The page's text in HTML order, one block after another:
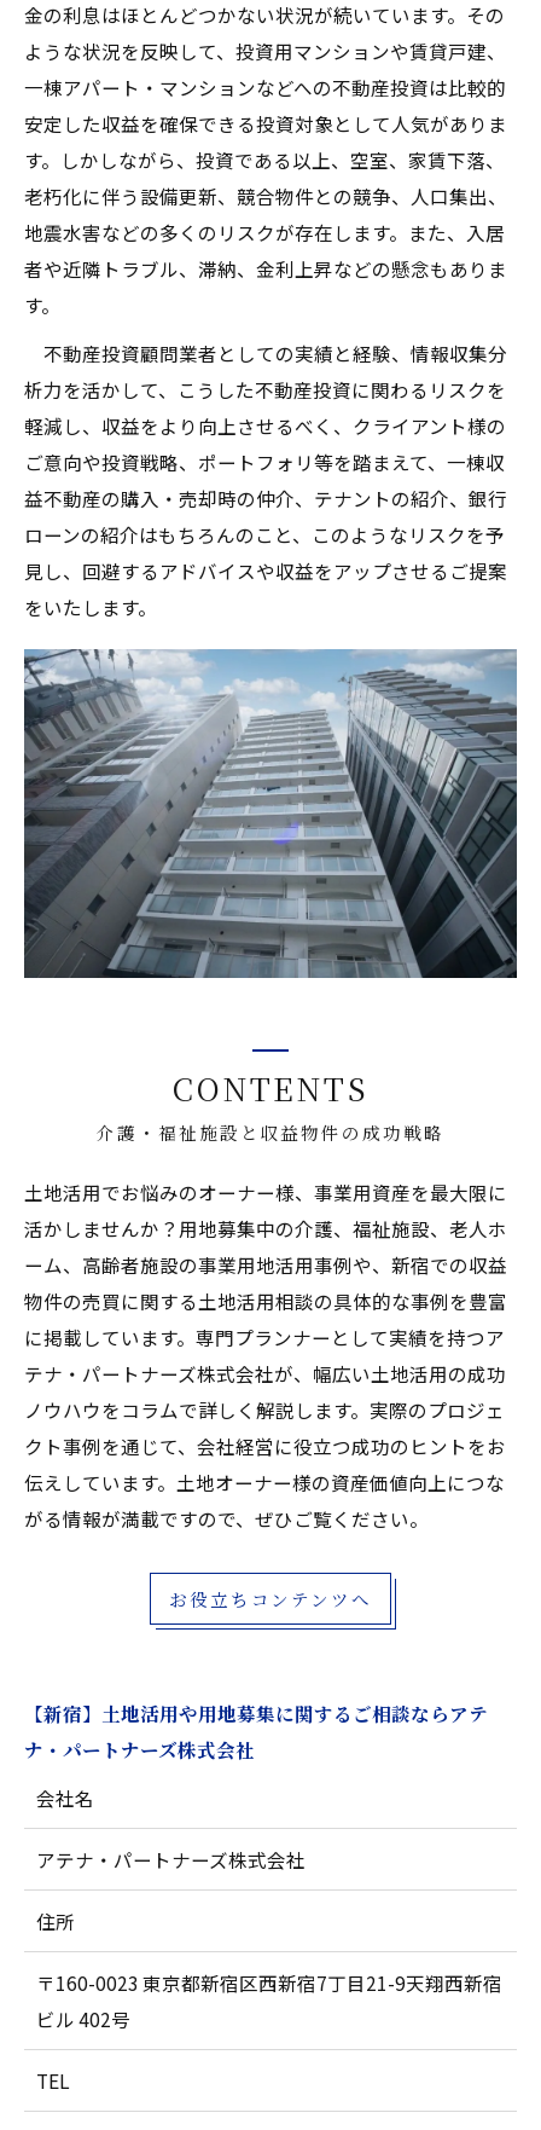
金の利息はほとんどつかない状況が続いています。その
ような状況を反映して、投資用マンションや賃貸戸建、
一棟アパート・マンションなどへの不動産投資は比較的
安定した収益を確保できる投資対象として人気がありま
す。しかしながら、投資である以上、空室、家賃下落、
老朽化に伴う設備更新、競合物件との競争、人口集出、
地震水害などの多くのリスクが存在します。また、入居
者や近隣トラブル、滞納、金利上昇などの懸念もありま
す。
不動産投資顧問業者としての実績と経験、情報収集分
析力を活かして、こうした不動産投資に関わるリスクを
軽減し、収益をより向上させるべく、クライアント様の
ご意向や投資戦略、ポートフォリ等を踏まえて、一棟収
益不動産の購入・売却時の仲介、テナントの紹介、銀行
ローンの紹介はもちろんのこと、このようなリスクを予
見し、回避するアドバイスや収益をアップさせるご提案
をいたします。
介護・福祉施設と収益物件の成功戦略
CONTENTS
土地活用でお悩みのオーナー様、事業用資産を最大限に
活かしませんか？用地募集中の介護、福祉施設、老人ホ
ーム、高齢者施設の事業用地活用事例や、新宿での収益
物件の売買に関する土地活用相談の具体的な事例を豊富
に掲載しています。専門プランナーとして実績を持つア
テナ・パートナーズ株式会社が、幅広い土地活用の成功
ノウハウをコラムで詳しく解説します。実際のプロジェ
クト事例を通じて、会社経営に役立つ成功のヒントをお
伝えしています。土地オーナー様の資産価値向上につな
がる情報が満載ですので、ぜひご覧ください。
お役立ちコンテンツへ
【新宿】土地活用や用地募集に関するご相談ならアテ
ナ・パートナーズ株式会社
会社名
アテナ・パートナーズ株式会社
住所
〒160-0023 東京都新宿区西新宿7丁目21-9天翔西新宿
ビル 402号
TEL